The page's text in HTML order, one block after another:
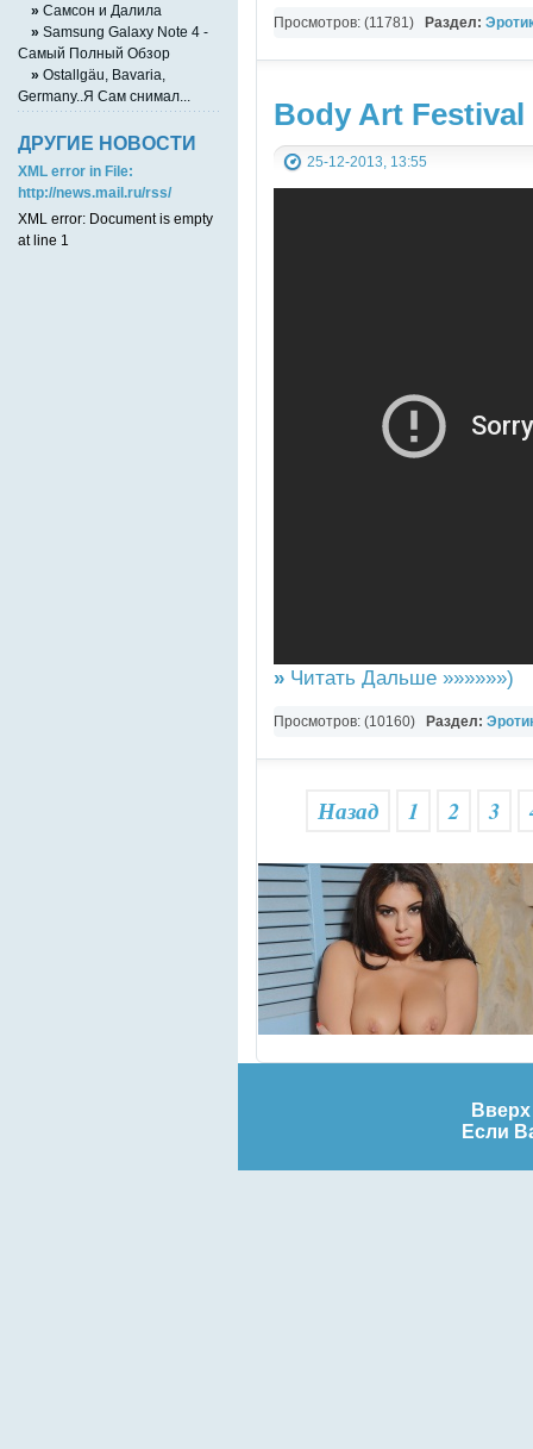
Просмотров: (11781) Раздел:
Body Art
25-12-2013, 13:55
» Читать Дальше »»»»»»)
Просмотров: (10160) Раздел:
Назад 1 2 3
» Cамcон и Дaлилa
» Samsung Galaxy Note 4 -
Самый Полный Обзор
» Ostallgäu, Bavaria,
Germany..Я Сам снимал...
ДРУГИЕ НОВОСТИ
XML error in File:
http://news.mail.ru/rss/
XML error: Document is empty
at line 1
Вверх
Если